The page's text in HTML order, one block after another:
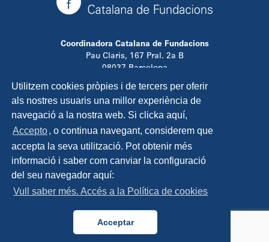
Utilitzem cookies pròpies i de tercers per oferir
als nostres usuaris una millor experiència de
navegació a la nostra web. Si clicka aquí,
Accepto, o continua navegant, considerem que
accepta la seva utilització. Pot obtenir més
informació i saber com canviar la configuració
del seu navegador aquí:
Vull saber més. Accés a la Política de cookies
Acceptar
Coordinadora Catalana de Fundacions
Pau Claris, 167 Pral. 2a B
08037 Barcelona
info@ccfundacions.cat
Contacta
Política de privadesa
Política de cookies
TipTop Learning